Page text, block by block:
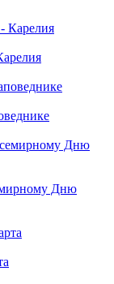
Дню